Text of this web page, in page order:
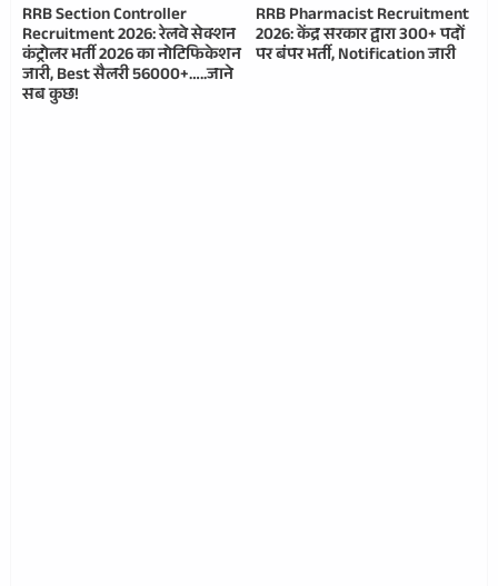
RRB Section Controller
Recruitment 2026: रेलवे सेक्शन
कंट्रोलर भर्ती 2026 का नोटिफिकेशन
जारी, Best सैलरी 56000+…..जाने
सब कुछ!
RRB Pharmacist Recruitment
2026: केंद्र सरकार द्वारा 300+ पदों
पर बंपर भर्ती, Notification जारी